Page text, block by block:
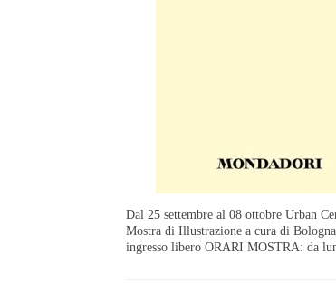
Dal 25 settembre al 08 ottobre Urban
Mostra di Illustrazione a cura di
ingresso libero ORARI MOSTRA: da